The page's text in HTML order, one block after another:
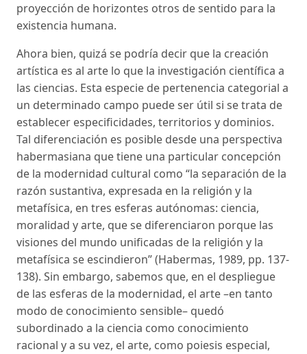
proyección de horizontes otros de sentido para la
existencia humana.
Ahora bien, quizá se podría decir que la creación
artística es al arte lo que la investigación científica a
las ciencias. Esta especie de pertenencia categorial a
un determinado campo puede ser útil si se trata de
establecer especificidades, territorios y dominios.
Tal diferenciación es posible desde una perspectiva
habermasiana que tiene una particular concepción
de la modernidad cultural como “la separación de la
razón sustantiva, expresada en la religión y la
metafísica, en tres esferas autónomas: ciencia,
moralidad y arte, que se diferenciaron porque las
visiones del mundo unificadas de la religión y la
metafísica se escindieron” (Habermas, 1989, pp. 137-
138). Sin embargo, sabemos que, en el despliegue
de las esferas de la modernidad, el arte –en tanto
modo de conocimiento sensible– quedó
subordinado a la ciencia como conocimiento
racional y a su vez, el arte, como poiesis especial,